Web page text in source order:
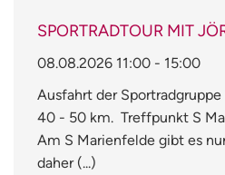
SPORTRADTOUR MIT
08.08.2026 11:00 - 15:00
Ausfahrt der
40 - 50 km. Treffpunkt S
Am S Marienfelde gibt es
daher (...)